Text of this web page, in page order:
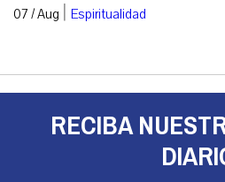
07 / Aug | Espiritualidad
RECIBA